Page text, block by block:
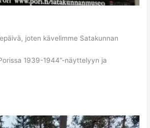
joten kävelimme Satakunnan
1939-1944”-näyttelyyn ja